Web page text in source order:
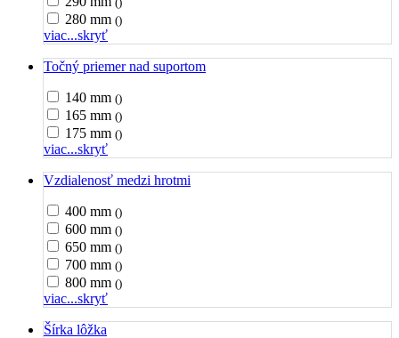
280 mm ()
viac...skryť
Točný priemer nad suportom
140 mm ()
165 mm ()
175 mm ()
viac...skryť
Vzdialenosť medzi hrotmi
400 mm ()
600 mm ()
650 mm ()
700 mm ()
800 mm ()
viac...skryť
Šírka lôžka